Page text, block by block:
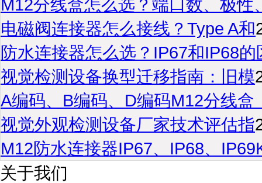
M12分线盒怎么选？端口数、极性
电磁阀连接器怎么接线？Type A和
防水连接器怎么选？IP67和IP68的
视觉检测设备换型迁移指南：旧模
A编码、B编码、D编码M12分线盒
视觉外观检测设备厂家技术评估指
M12防水连接器IP67、IP68、
关于我们